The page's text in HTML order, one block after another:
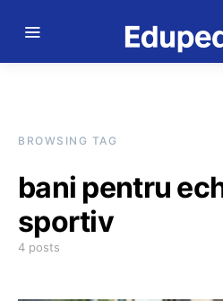
BROWSING TAG
bani pentru
sportiv
4 posts